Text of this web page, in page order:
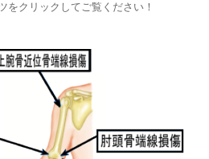
をクリックしてご覧ください！